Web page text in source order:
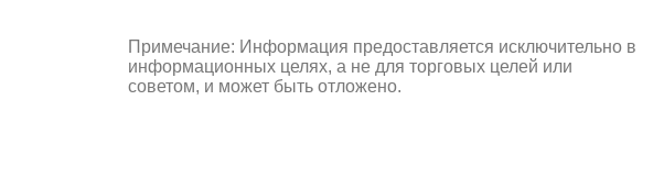
Примечание: Информация предоставляется исключительно в
информационных целях, а не для торговых целей или
советом, и может быть отложено.